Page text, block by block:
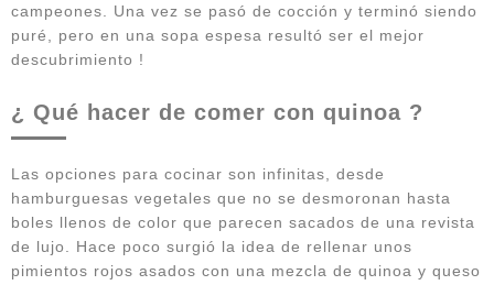
campeones. Una vez se pasó de cocción y terminó siendo
puré, pero en una sopa espesa resultó ser el mejor
descubrimiento !
¿ Qué hacer de comer con quinoa ?
Las opciones para cocinar son infinitas, desde
hamburguesas vegetales que no se desmoronan hasta
boles llenos de color que parecen sacados de una revista
de lujo. Hace poco surgió la idea de rellenar unos
pimientos rojos asados con una mezcla de quinoa y queso